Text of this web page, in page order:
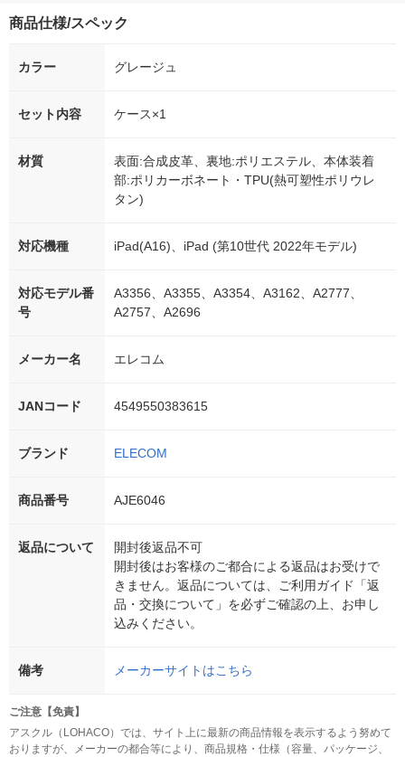
商品仕様/スペック
カラー グレージュ
セット内容 ケース×1
材質
表面:合成皮革、裏地:ポリエステル、本体装着
部:ポリカーボネート・TPU(熱可塑性ポリウレ
タン)
対応機種 iPad(A16)、iPad (第10世代 2022年モデル)
対応モデル番
号
A3356、A3355、A3354、A3162、A2777、
A2757、A2696
メーカー名 エレコム
JANコード 4549550383615
ブランド ELECOM
商品番号 AJE6046
返品について
開封後返品不可
開封後はお客様のご都合による返品はお受けで
きません。返品については、ご利用ガイド「返
品・交換について」を必ずご確認の上、お申し
込みください。
備考 メーカーサイトはこちら
ご注意【免責】
アスクル（LOHACO）では、サイト上に最新の商品情報を表示するよう努めて
おりますが、メーカーの都合等により、商品規格・仕様（容量、パッケージ、